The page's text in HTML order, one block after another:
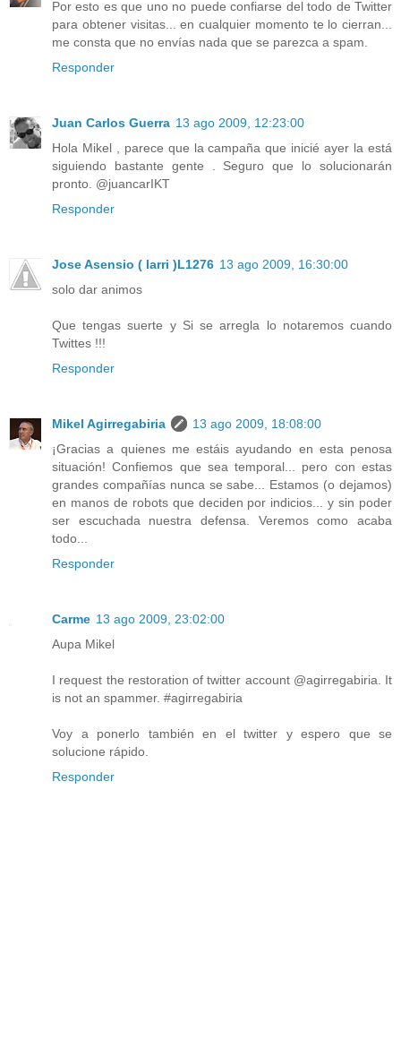
Por esto es que uno no puede confiarse del todo de Twitter
para obtener visitas... en cualquier momento te lo cierran...
me consta que no envías nada que se parezca a spam.
Responder
Juan Carlos Guerra 13 ago 2009, 12:23:00
Hola Mikel , parece que la campaña que inicié ayer la está
siguiendo bastante gente . Seguro que lo solucionarán
pronto. @juancarIKT
Responder
Jose Asensio ( larri )L1276 13 ago 2009, 16:30:00
solo dar animos
Que tengas suerte y Si se arregla lo notaremos cuando
Twittes !!!
Responder
Mikel Agirregabiria
13 ago 2009, 18:08:00
¡Gracias a quienes me estáis ayudando en esta penosa
situación! Confiemos que sea temporal... pero con estas
grandes compañías nunca se sabe... Estamos (o dejamos)
en manos de robots que deciden por indicios... y sin poder
ser escuchada nuestra defensa. Veremos como acaba
todo...
Responder
Carme 13 ago 2009, 23:02:00
Aupa Mikel
I request the restoration of twitter account @agirregabiria. It
is not an spammer. #agirregabiria
Voy a ponerlo también en el twitter y espero que se
solucione rápido.
Responder